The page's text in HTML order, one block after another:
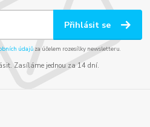
Přihlásit se
údajůza účelem rozesílky newsletteru.
Zasíláme jednou za 14 dní.